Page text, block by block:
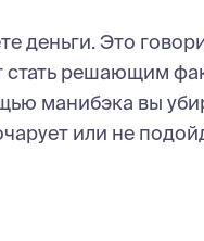
деньги. Это
стать решающим
манибэка вы
или не